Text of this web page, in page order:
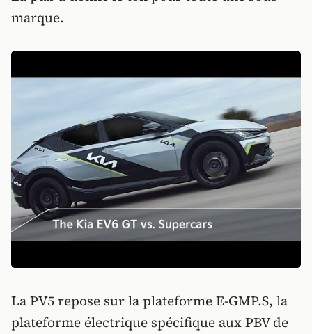
marque.
La PV5 repose sur la plateforme E-GMP.S, la
plateforme électrique spécifique aux PBV de